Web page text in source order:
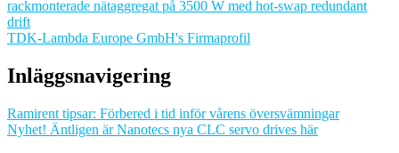
rackmonterade nätaggregat på 3500 W med hot-swap redundant
drift
TDK-Lambda Europe GmbH's Firmaprofil
Inläggsnavigering
Ramirent tipsar: Förbered i tid inför vårens översvämningar
Nyhet! Äntligen är Nanotecs nya CLC servo drives här